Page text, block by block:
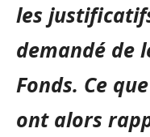
les
demandé de
Fonds. Ce
ont alors